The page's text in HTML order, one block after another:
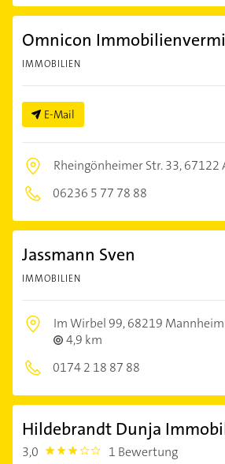
Omnicon
IMMOBILIEN
E-Mail
Rheingönheimer Str. 33,67122
06236 5 77 78 88
Jassmann Sven
IMMOBILIEN
Im Wirbel 99,68219 Mannheim
4,9 km
0174 2 18 87 88
Hildebrandt Dunja
3,0 3.0 1 Bewertung